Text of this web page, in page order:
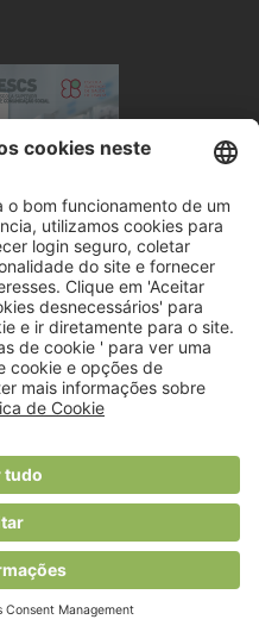
Saudável
de nutrição
Consulting